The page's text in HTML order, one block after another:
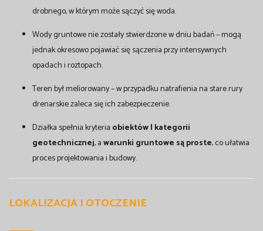
drobnego, w którym może sączyć się woda.
Wody gruntowe nie zostały stwierdzone w dniu badań – mogą
jednak okresowo pojawiać się sączenia przy intensywnych
opadach i roztopach.
Teren był meliorowany – w przypadku natrafienia na stare rury
drenarskie zaleca się ich zabezpieczenie.
Działka spełnia kryteria obiektów I kategorii
geotechnicznej, awarunki gruntowe są proste, co ułatwia
proces projektowania i budowy.
LOKALIZACJA I OTOCZENIE